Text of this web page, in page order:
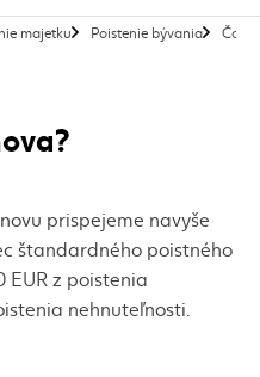
majetku Poistenie bývania Čo je
prispejeme navyše
štandardného poistného
z poistenia
nehnuteľnosti.